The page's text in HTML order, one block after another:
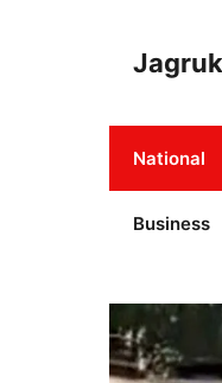
National
Business